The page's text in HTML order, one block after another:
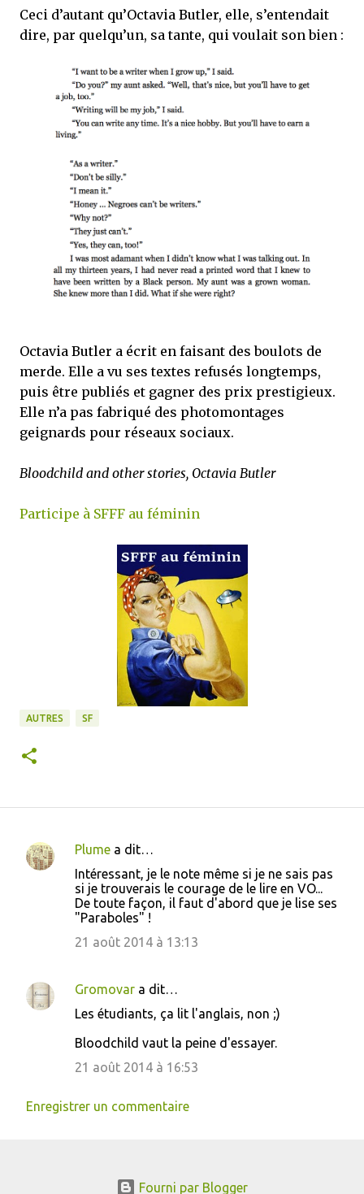
Ceci d’autant qu’Octavia Butler, elle, s’entendait
dire, par quelqu’un, sa tante, qui voulait son bien :
Octavia Butler a écrit en faisant des boulots de
merde. Elle a vu ses textes refusés longtemps,
puis être publiés et gagner des prix prestigieux.
Elle n’a pas fabriqué des photomontages
geignards pour réseaux sociaux.
Bloodchild and other stories, Octavia Butler
Participe à SFFF au féminin
AUTRES SF
C
t
s
Plume a dit…
Intéressant, je le note même si je ne sais pas
si je trouverais le courage de le lire en VO...
De toute façon, il faut d'abord que je lise ses
"Paraboles" !
21 août 2014 à 13:13
Gromovar a dit…
Les étudiants, ça lit l'anglais, non ;)
Bloodchild vaut la peine d'essayer.
21 août 2014 à 16:53
Enregistrer un commentaire
Fourni par Blogger